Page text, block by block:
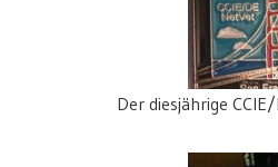
Der diesjährige